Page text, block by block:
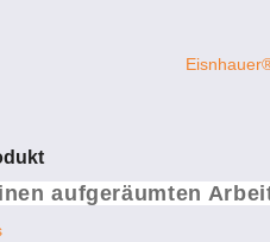
aufgeräumten